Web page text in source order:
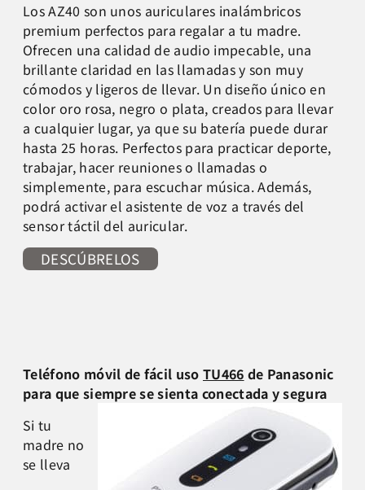
Los AZ40 son unos auriculares inalámbricos
premium perfectos para regalar a tu madre.
Ofrecen una calidad de audio impecable, una
brillante claridad en las llamadas y son muy
cómodos y ligeros de llevar. Un diseño único en
color oro rosa, negro o plata, creados para llevar
a cualquier lugar, ya que su batería puede durar
hasta 25 horas. Perfectos para practicar deporte,
trabajar, hacer reuniones o llamadas o
simplemente, para escuchar música. Además,
podrá activar el asistente de voz a través del
sensor táctil del auricular.
DESCÚBRELOS
Teléfono móvil de fácil uso TU466 de Panasonic
para que siempre se sienta conectada y segura
Si tu
madre no
se lleva